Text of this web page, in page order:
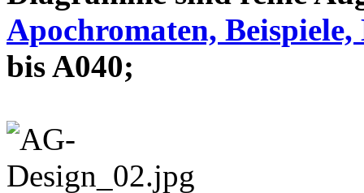
Apochromaten, Beispiele,
bis A040;